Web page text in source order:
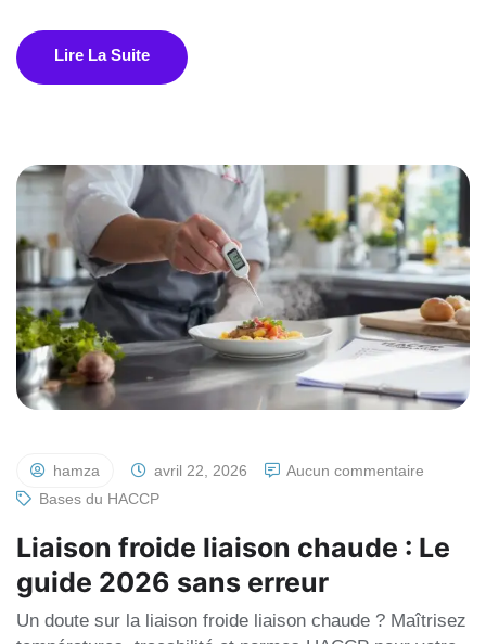
Lire La Suite
hamza avril 22, 2026
Aucun commentaire
Bases du HACCP
Liaison froide liaison chaude : Le
guide 2026 sans erreur
Un doute sur la liaison froide liaison chaude ? Maîtrisez